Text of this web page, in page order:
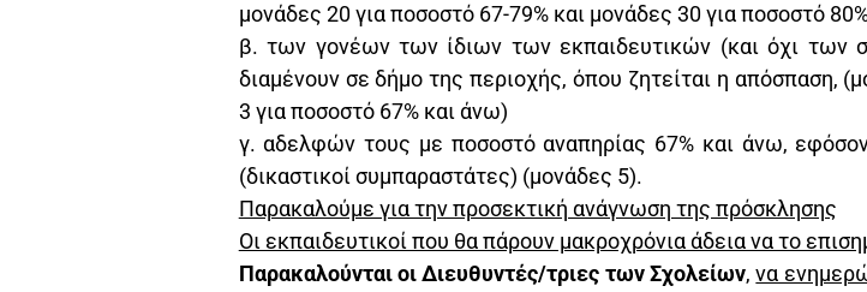
μονάδες 20 για ποσοστό 67-79% και μονάδες 30 για ποσοστό
β. των γονέων των ίδιων των εκπαιδευτικών (και όχι των
διαμένουν σε δήμο της περιοχής, όπου ζητείται η απόσπαση,
3 για ποσοστό 67% και άνω)
γ. αδελφών τους με ποσοστό αναπηρίας 67% και άνω,
(δικαστικοί συμπαραστάτες) (μονάδες 5).
Παρακαλούμε για την προσεκτική ανάγνωση της πρόσκλησης
Οι εκπαιδευτικοί που θα πάρουν μακροχρόνια άδεια να το
Παρακαλούνται οι Διευθυντές/τριες των Σχολείων,να